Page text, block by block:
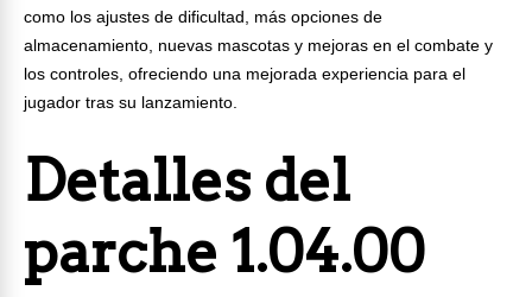
como los ajustes de dificultad, más opciones de
almacenamiento, nuevas mascotas y mejoras en el combate y
los controles, ofreciendo una mejorada experiencia para el
jugador tras su lanzamiento.
Detalles del
parche 1.04.00